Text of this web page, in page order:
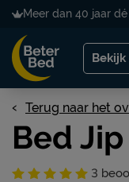
Meer dan 40 jaar
Terug naar het
Bed Jip
3